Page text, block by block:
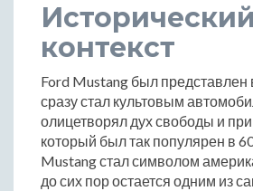
Исторический
контекст
Ford Mustang был представлен
сразу стал культовым
олицетворял дух свободы и
который был так популярен в
Mustang стал символом
до сих пор остается одним из